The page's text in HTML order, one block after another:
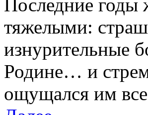
Последние годы
тяжелыми:
изнурительные
Родине… и
ощущался им